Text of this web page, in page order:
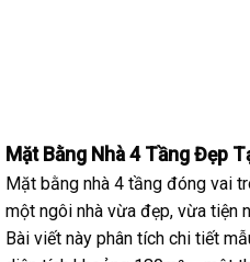
Mặt Bằng Nhà 4 Tầng Đẹp
Mặt bằng nhà 4 tầng đóng vai
một ngôi nhà vừa đẹp, vừa tiện
Bài viết này phân tích chi tiết